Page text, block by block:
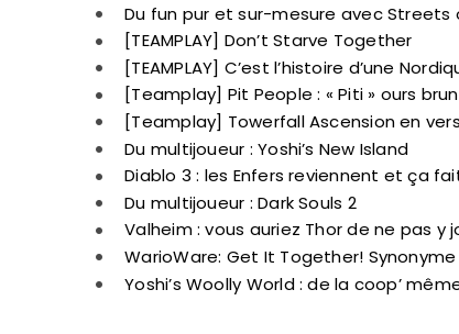
Du fun pur et sur-mesure avec Streets
[TEAMPLAY] Don’t Starve Together
[TEAMPLAY] C’est l’histoire d’une
[Teamplay] Pit People : « Piti » ours
[Teamplay] Towerfall Ascension en
Du multijoueur : Yoshi’s New Island
Diablo 3 : les Enfers reviennent et ça
Du multijoueur : Dark Souls 2
Valheim : vous auriez Thor de ne pas y
WarioWare: Get It Together!
Yoshi’s Woolly World : de la coop’